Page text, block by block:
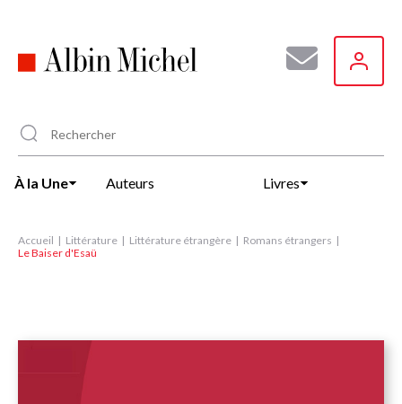
principal
À la Une Auteurs Livres
Accueil Littérature Littérature étrangère
Romans étrangers
Le Baiser d'Esaü